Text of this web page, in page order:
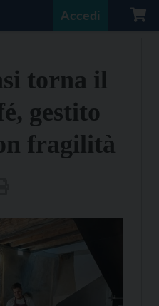
Accedi
torna il
gestito
fragilità